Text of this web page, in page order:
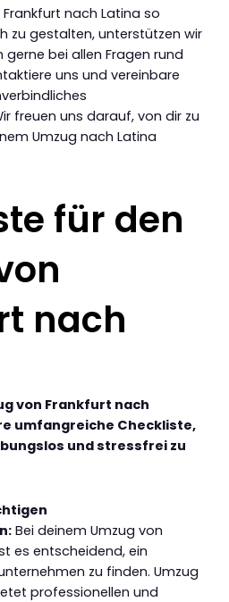
nach Latina so
zu gestalten, unterstützen wir
gerne bei allen Fragen rund
uns und vereinbare
freuen uns darauf, von dir zu
Umzug nach Latina
für den
nach
von Frankfurt nach
umfangreiche Checkliste,
und stressfrei zu
Bei deinem Umzug von
es entscheidend, ein
zu finden. Umzug
professionellen und